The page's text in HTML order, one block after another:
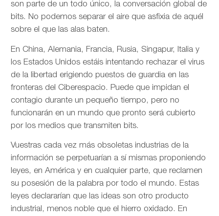
son parte de un todo único, la conversación global de
bits. No podemos separar el aire que asfixia de aquél
sobre el que las alas baten.
En China, Alemania, Francia, Rusia, Singapur, Italia y
los Estados Unidos estáis intentando rechazar el virus
de la libertad erigiendo puestos de guardia en las
fronteras del Ciberespacio. Puede que impidan el
contagio durante un pequeño tiempo, pero no
funcionarán en un mundo que pronto será cubierto
por los medios que transmiten bits.
Vuestras cada vez más obsoletas industrias de la
información se perpetuarían a sí mismas proponiendo
leyes, en América y en cualquier parte, que reclamen
su posesión de la palabra por todo el mundo. Estas
leyes declararían que las ideas son otro producto
industrial, menos noble que el hierro oxidado. En